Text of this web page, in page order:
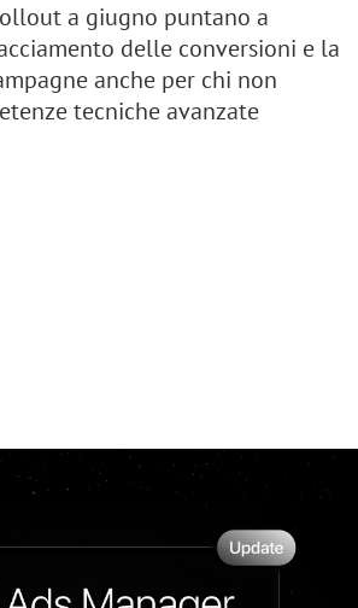
a giugno puntano a
delle conversioni e la
anche per chi non
tecniche avanzate